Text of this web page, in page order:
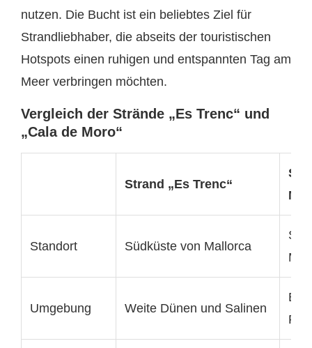
nutzen. Die Bucht ist ein beliebtes Ziel für
Strandliebhaber, die abseits der touristischen
Hotspots einen ruhigen und entspannten Tag am
Meer verbringen möchten.
Vergleich der Strände „Es Trenc“ und
„Cala de Moro“
Strand „Es Trenc“
Standort Südküste von Mallorca
Umgebung Weite Dünen und Salinen